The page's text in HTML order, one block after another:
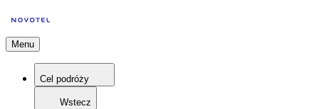
Menu
Cel podróży
Wstecz